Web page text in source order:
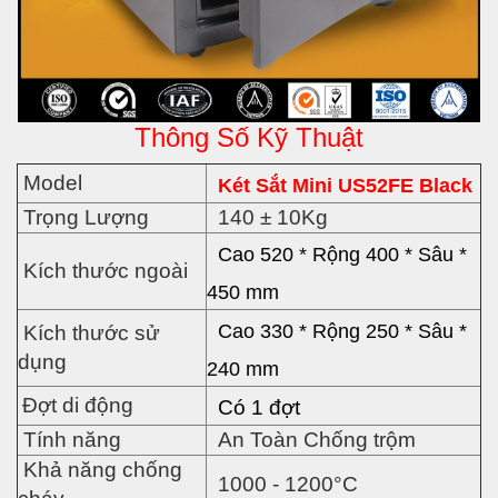
Thông Số Kỹ Thuật
Model Két Sắt Mini US52FE Black
Trọng Lượng 140 ± 10Kg
Kích thước ngoài
Cao 520 * Rộng 400 * Sâu *
450 mm
Kích thước sử
dụng
Cao 330 * Rộng 250 * Sâu *
240 mm
Đợt di động
Có 1 đợt
Tính năng
An Toàn Chống trộm
Khả năng chống
1000 - 1200°C